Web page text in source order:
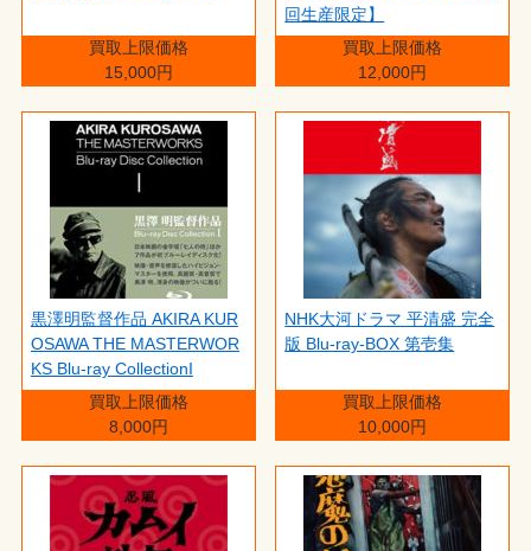
買取上限価格
15,000円
回生産限定】
買取上限価格
12,000円
黒澤明監督作品 AKIRA KUR
OSAWA THE MASTERWOR
KS Blu-ray CollectionI
買取上限価格
8,000円
NHK大河ドラマ 平清盛 完全
版 Blu-ray-BOX 第壱集
買取上限価格
10,000円